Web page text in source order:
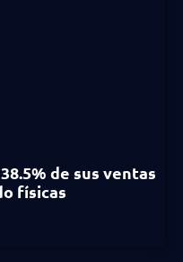
de sus ventas
físicas